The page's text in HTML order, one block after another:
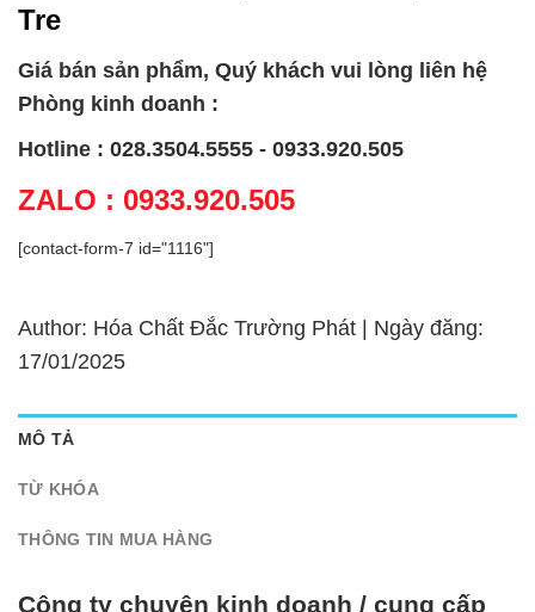
Tre
Giá bán sản phẩm, Quý khách vui lòng liên hệ
Phòng kinh doanh :
Hotline : 028.3504.5555 - 0933.920.505
ZALO : 0933.920.505
[contact-form-7 id="1116"]
Author: Hóa Chất Đắc Trường Phát | Ngày đăng:
17/01/2025
MÔ TẢ
TỪ KHÓA
THÔNG TIN MUA HÀNG
Công ty chuyên kinh doanh / cung cấp